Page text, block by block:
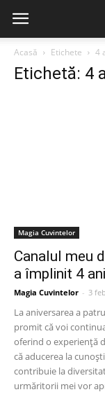
Acasă Etichete 4
Etichetă: 4
Magia Cuvintelor
Canalul meu
a împlinit 4
Magia Cuvintelor - 3
La aniversarea a
promit că voi
oferind o experiență
că aducerea la
contribuie la
urmăritorii mei vor